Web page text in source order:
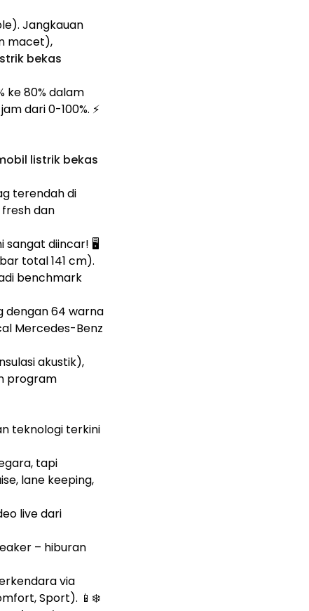
Jangkauan
macet),
bekas
ke 80% dalam
dari 0-100%. ⚡
listrik bekas
terendah di
dan
sangat diincar! 🖥️
total 141 cm).
benchmark
dengan 64 warna
Mercedes-Benz
akustik),
program
teknologi terkini
tapi
lane keeping,
live dari
– hiburan
via
Sport). 📱❄️